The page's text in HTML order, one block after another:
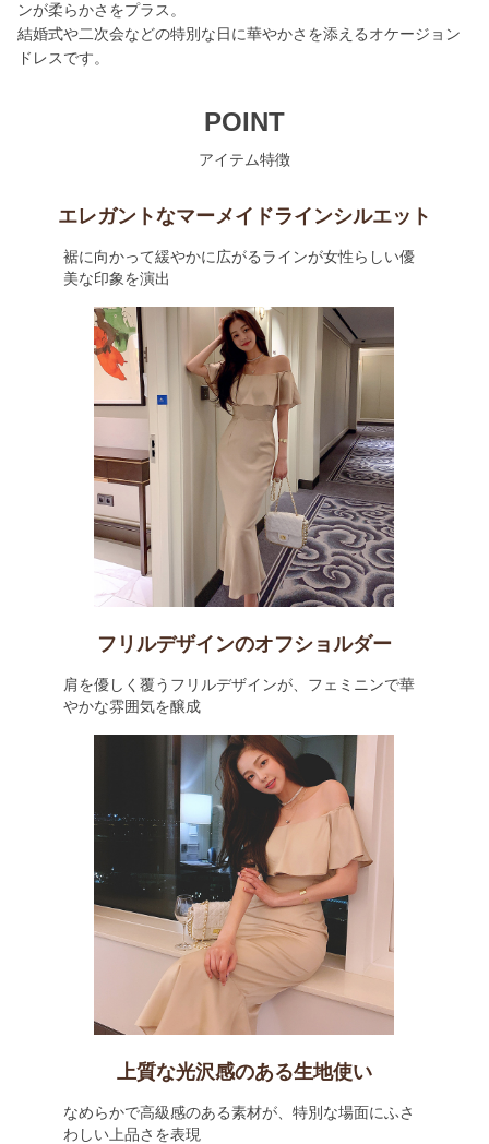
ンが柔らかさをプラス。
結婚式や二次会などの特別な日に華やかさを添えるオケージョン
ドレスです。
POINT
アイテム特徴
エレガントなマーメイドラインシルエット
裾に向かって緩やかに広がるラインが女性らしい優
美な印象を演出
フリルデザインのオフショルダー
肩を優しく覆うフリルデザインが、フェミニンで華
やかな雰囲気を醸成
上質な光沢感のある生地使い
なめらかで高級感のある素材が、特別な場面にふさ
わしい上品さを表現